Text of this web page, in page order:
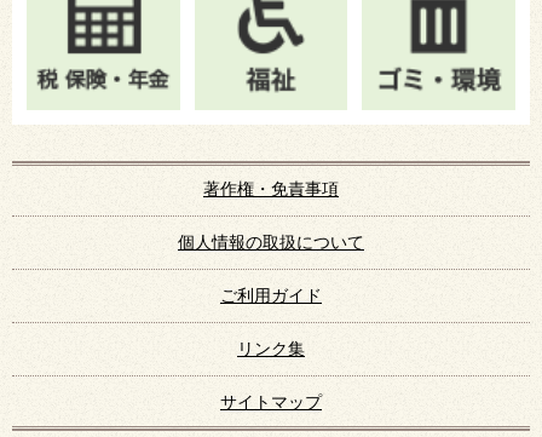
著作権・免責事項
個人情報の取扱について
ご利用ガイド
リンク集
サイトマップ